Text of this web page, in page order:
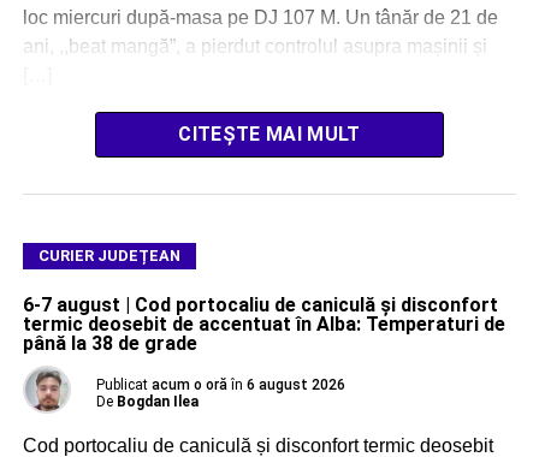
loc miercuri după-masa pe DJ 107 M. Un tânăr de 21 de
ani, ,,beat mangă”, a pierdut controlul asupra mașinii și
CITEȘTE MAI MULT
CURIER JUDEȚEAN
6-7 august | Cod portocaliu de caniculă și disconfort
termic deosebit de accentuat în Alba: Temperaturi de
până la 38 de grade
Publicat acum o oră în 6 august 2026
De Bogdan Ilea
Cod portocaliu de caniculă și disconfort termic deosebit